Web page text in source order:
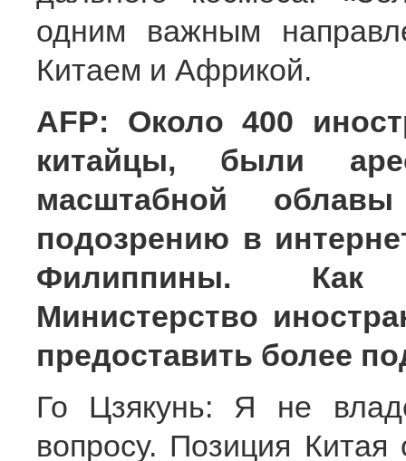
одним важным
Китаем и Африкой.
AFP: Около 400
китайцы, были
масштабной
подозрению в
Филиппины. Как
Министерство
предоставить более
Го Цзякунь: Я не
вопросу. Позиция Китая